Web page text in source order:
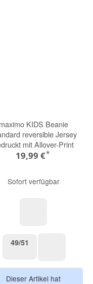
maximo KIDS Beanie
reversible Jersey
mit Allover-Print
19,99 €*
Sofort verfügbar
49/51
Dieser Artikel hat